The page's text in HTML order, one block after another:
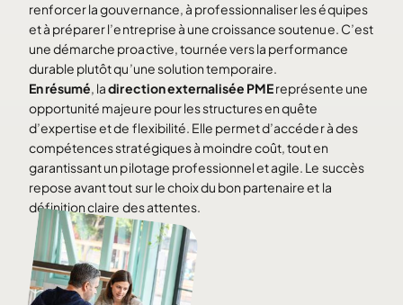
renforcer la gouvernance, à professionnaliser les équipes
et à préparer l’entreprise à une croissance soutenue. C’est
une démarche proactive, tournée vers la performance
durable plutôt qu’une solution temporaire.
En résumé, ladirection externalisée PMEreprésente une
opportunité majeure pour les structures en quête
d’expertise et de flexibilité. Elle permet d’accéder à des
compétences stratégiques à moindre coût, tout en
garantissant un pilotage professionnel et agile. Le succès
repose avant tout sur le choix du bon partenaire et la
définition claire des attentes.